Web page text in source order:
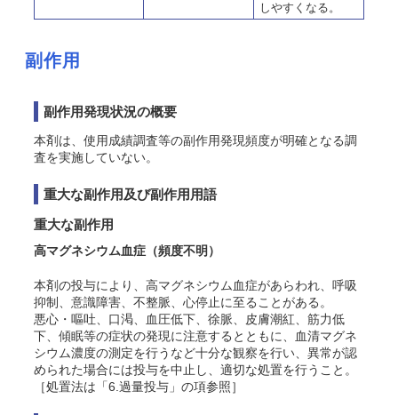
しやすくなる。
副作用
副作用発現状況の概要
本剤は、使用成績調査等の副作用発現頻度が明確となる調
査を実施していない。
重大な副作用及び副作用用語
重大な副作用
高マグネシウム血症 （頻度不明）
本剤の投与により、高マグネシウム血症があらわれ、呼吸
抑制、意識障害、不整脈、心停止に至ることがある。
悪心・嘔吐、口渇、血圧低下、徐脈、皮膚潮紅、筋力低
下、傾眠等の症状の発現に注意するとともに、血清マグネ
シウム濃度の測定を行うなど十分な観察を行い、異常が認
められた場合には投与を中止し、適切な処置を行うこと。
［処置法は「6.過量投与」の項参照］